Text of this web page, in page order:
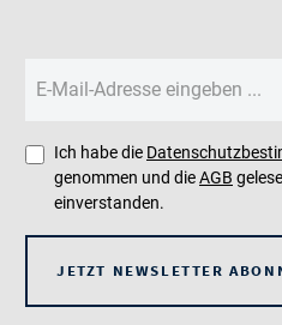
Ich habe die
genommen und dieAGB
einverstanden.
JETZT NEWSLETTER